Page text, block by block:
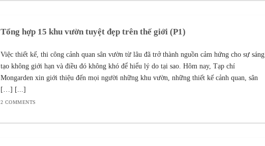
Tổng hợp 15 khu vườn tuyệt đẹp trên thế giới (P1)
Việc thiết kế, thi công cảnh quan sân vườn từ lâu đã trở thành nguồn cảm hứng cho sự sáng
tạo không giới hạn và điều đó không khó để hiểu lý do tại sao. Hôm nay, Tạp chí
Mongarden xin giới thiệu đến mọi người những khu vườn, những thiết kế cảnh quan, sân
[…] [...]
2 COMMENTS